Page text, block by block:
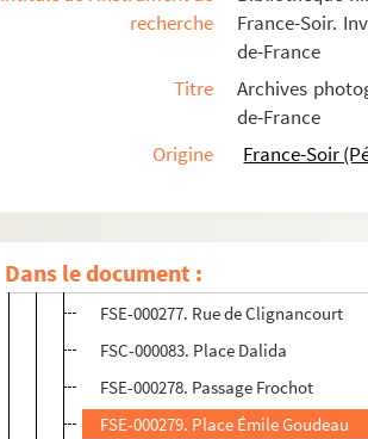
recherche
France-Soir.
de-France
Titre
Archives
de-France
Origine
France-Soir
Dans le document :
Quartier de la Goutte d'Or
Quartier de Ménilmontant
Quartier Montmartre
FSE-000274. Quartier Moskova
Quartier Pigalle
FSE-000276. Place Blanche
FSC-000082. Rue Championnet
FSE-000277. Rue de Clignancourt
FSC-000083. Place Dalida
FSE-000278. Passage Frochot
FSE-000279. Place Émile Goudeau